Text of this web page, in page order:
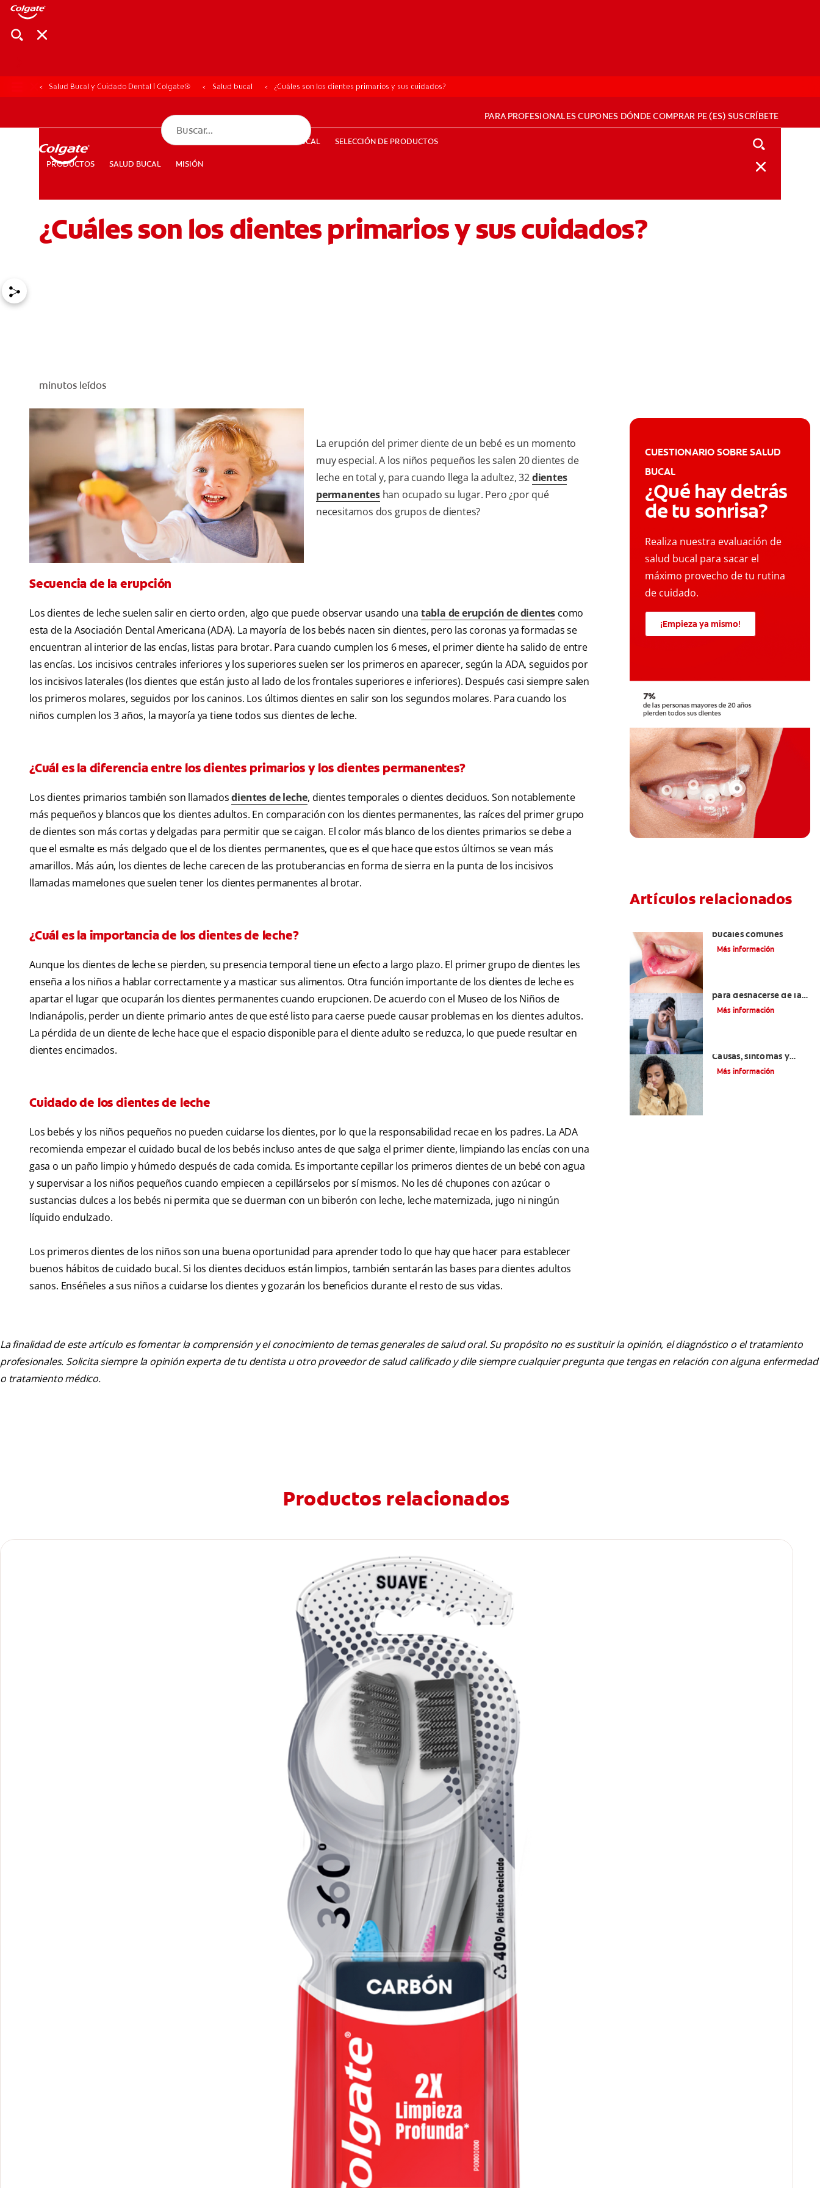
PRODUCTOS
CHEQUEO DE SALUD BUCAL
PARA PROFESIONALES CUPONES DÓNDE COMPRAR PE (ES) SUSCRÍBETE
PARA PROFESIONALESCUPONES DÓNDE COMPRAR PE (ES) SUSCRÍBETE
PRODUCTOS SALUD BUCAL MISIÓN
CHEQUEO DE SALUD BUCAL SELECCIÓN DE PRODUCTOS
Salud Bucal y Cuidado Dental | Colgate® Salud bucal ¿Cuáles son los dientes primarios y sus cuidados?
¿Cuáles son los dientes primarios y sus cuidados?
minutos leídos
La erupción del primer diente de un bebé es un momento
muy especial. A los niños pequeños les salen 20 dientes de
leche en total y, para cuando llega la adultez, 32dientes
permanenteshan ocupado su lugar. Pero ¿por qué
necesitamos dos grupos de dientes?
Secuencia de la erupción
Los dientes de leche suelen salir en cierto orden, algo que puede observar usando una tabla de erupción de dientes como
esta de la Asociación Dental Americana (ADA). La mayoría de los bebés nacen sin dientes, pero las coronas ya formadas se
encuentran al interior de las encías, listas para brotar. Para cuando cumplen los 6 meses, el primer diente ha salido de entre
las encías. Los incisivos centrales inferiores y los superiores suelen ser los primeros en aparecer, según la ADA, seguidos por
los incisivos laterales (los dientes que están justo al lado de los frontales superiores e inferiores). Después casi siempre salen
los primeros molares, seguidos por los caninos. Los últimos dientes en salir son los segundos molares. Para cuando los
niños cumplen los 3 años, la mayoría ya tiene todos sus dientes de leche.
¿Cuál es la diferencia entre los dientes primarios y los dientes permanentes?
Los dientes primarios también son llamadosdientes de leche, dientes temporales o dientes deciduos. Son notablemente
más pequeños y blancos que los dientes adultos. En comparación con los dientes permanentes, las raíces del primer grupo
de dientes son más cortas y delgadas para permitir que se caigan. El color más blanco de los dientes primarios se debe a
que el esmalte es más delgado que el de los dientes permanentes, que es el que hace que estos últimos se vean más
amarillos. Más aún, los dientes de leche carecen de las protuberancias en forma de sierra en la punta de los incisivos
llamadas mamelones que suelen tener los dientes permanentes al brotar.
¿Cuál es la importancia de los dientes de leche?
Aunque los dientes de leche se pierden, su presencia temporal tiene un efecto a largo plazo. El primer grupo de dientes les
enseña a los niños a hablar correctamente y a masticar sus alimentos. Otra función importante de los dientes de leche es
apartar el lugar que ocuparán los dientes permanentes cuando erupcionen. De acuerdo con el Museo de los Niños de
Indianápolis, perder un diente primario antes de que esté listo para caerse puede causar problemas en los dientes adultos.
La pérdida de un diente de leche hace que el espacio disponible para el diente adulto se reduzca, lo que puede resultar en
dientes encimados.
Cuidado de los dientes de leche
Los bebés y los niños pequeños no pueden cuidarse los dientes, por lo que la responsabilidad recae en los padres. La ADA
recomienda empezar el cuidado bucal de los bebés incluso antes de que salga el primer diente, limpiando las encías con una
gasa o un paño limpio y húmedo después de cada comida. Es importante cepillar los primeros dientes de un bebé con agua
y supervisar a los niños pequeños cuando empiecen a cepillárselos por sí mismos. No les dé chupones con azúcar o
sustancias dulces a los bebés ni permita que se duerman con un biberón con leche, leche maternizada, jugo ni ningún
líquido endulzado.
Los primeros dientes de los niños son una buena oportunidad para aprender todo lo que hay que hacer para establecer
buenos hábitos de cuidado bucal. Si los dientes deciduos están limpios, también sentarán las bases para dientes adultos
sanos. Enséñeles a sus niños a cuidarse los dientes y gozarán los beneficios durante el resto de sus vidas.
CUESTIONARIO SOBRE SALUD
BUCAL
¿Qué hay detrás
de tu sonrisa?
Realiza nuestra evaluación de
salud bucal para sacar el
máximo provecho de tu rutina
de cuidado.
¡Empieza ya mismo!
Artículos relacionados
bucales comunes
Más información
para deshacerse de las
lesiones bucales
Más información
Causas, síntomas y
tratamientos
Más información
La finalidad de este artículo es fomentar la comprensión y el conocimiento de temas generales de salud oral. Su propósito no es sustituir la opinión, el diagnóstico o el tratamiento
profesionales. Solicita siempre la opinión experta de tu dentista u otro proveedor de salud calificado y dile siempre cualquier pregunta que tengas en relación con alguna enfermedad
o tratamiento médico.
Productos relacionados